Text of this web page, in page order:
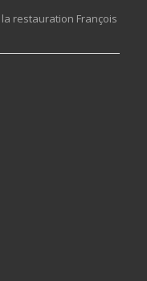
restauration François